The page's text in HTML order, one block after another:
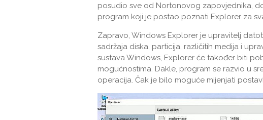
posudio sve od Nortonovog zapovjednika,
program koji je postao poznati Explorer za
Zapravo, Windows Explorer je upravitelj
sadržaja diska, particija, različitih medija i
sustava Windows, Explorer će također biti
mogućnostima. Dakle, program se razvio u
operacija. Čak je bilo moguće mijenjati